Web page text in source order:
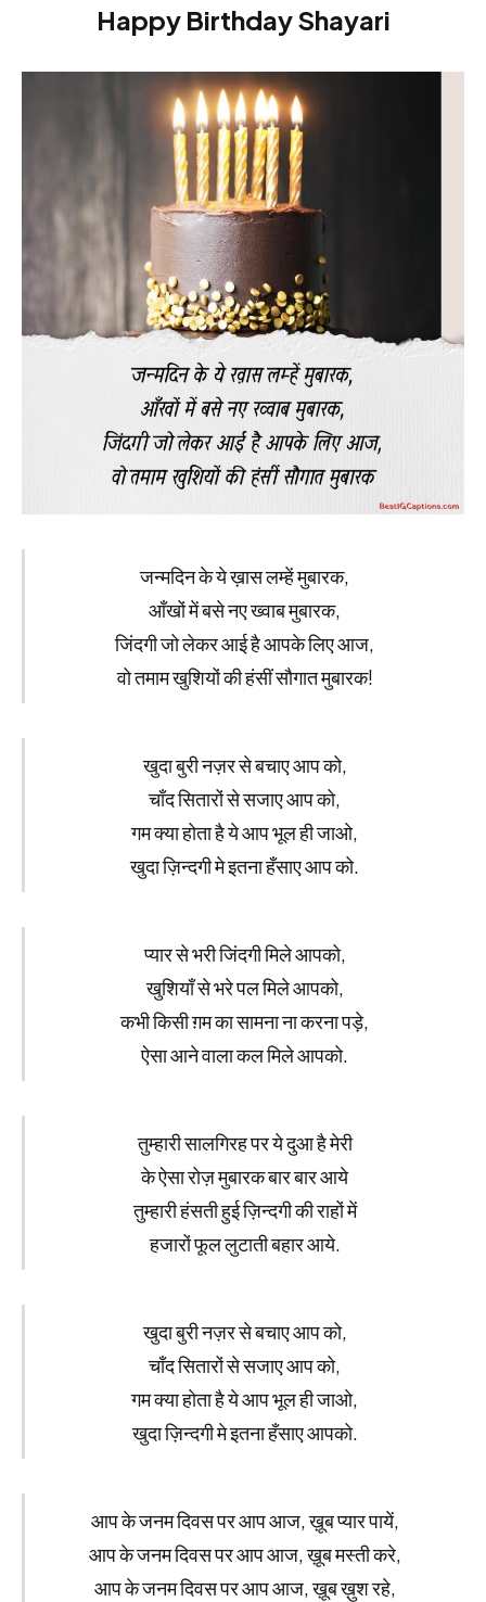
Happy Birthday Shayari
जन्मदिन के ये ख़ास लम्हें मुबारक,
आँखों में बसे नए ख्वाब मुबारक,
जिंदगी जो लेकर आई है आपके लिए आज,
वो तमाम खुशियों की हंसीं सौगात मुबारक!
खुदा बुरी नज़र से बचाए आप को,
चाँद सितारों से सजाए आप को,
गम क्या होता है ये आप भूल ही जाओ,
खुदा ज़िन्दगी मे इतना हँसाए आप को.
प्यार से भरी जिंदगी मिले आपको,
खुशियाँ से भरे पल मिले आपको,
कभी किसी ग़म का सामना ना करना पड़े,
ऐसा आने वाला कल मिले आपको.
तुम्हारी सालगिरह पर ये दुआ है मेरी
के ऐसा रोज़ मुबारक बार बार आये
तुम्हारी हंसती हुई ज़िन्दगी की राहों में
हजारों फूल लुटाती बहार आये.
खुदा बुरी नज़र से बचाए आप को,
चाँद सितारों से सजाए आप को,
गम क्या होता है ये आप भूल ही जाओ,
खुदा ज़िन्दगी मे इतना हँसाए आपको.
आप के जनम दिवस पर आप आज, ख़ूब प्यार पायें,
आप के जनम दिवस पर आप आज, ख़ूब मस्ती करे,
आप के जनम दिवस पर आप आज, ख़ूब ख़ुश रहे,